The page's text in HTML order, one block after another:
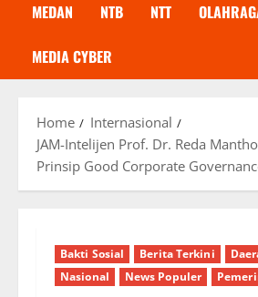
MEDAN NTB NTT
MEDIA CYBER
Home
Internasional
JAM-Intelijen Prof. Dr. Reda
Prinsip Good Corporate
Bakti Sosial Berita Terkini
Nasional
News Populer